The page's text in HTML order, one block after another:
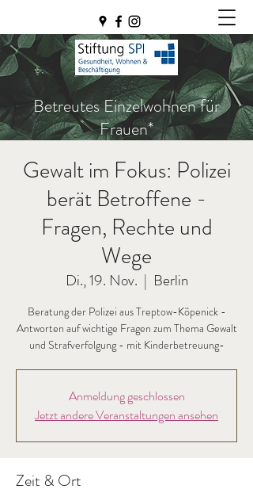
Betreutes Einzelwohnen für
Frauen*
Gewalt im Fokus: Polizei
berät Betroffene -
Fragen, Rechte und
Wege
Di., 19. Nov.
  |
Berlin
Beratung der Polizei aus Treptow-Köpenick -
Antworten auf wichtige Fragen zum Thema Gewalt
und Strafverfolgung - mit Kinderbetreuung-
Anmeldung geschlossen
Jetzt andere Veranstaltungen ansehen
Zeit & Ort